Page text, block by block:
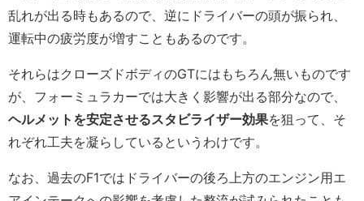
乱れが出る時もあるので、逆にドライバーの頭が振られ、
運転中の疲労度が増すこともあるのです。
それらはクローズドボディのGTにはもちろん無いものです
が、フォーミュラカーでは大きく影響が出る部分なので、
ヘルメットを安定させるスタビライザー効果を狙って、そ
れぞれ工夫を凝らしているというわけです。
なお、過去のF1ではドライバーの後ろ上方のエンジン用エ